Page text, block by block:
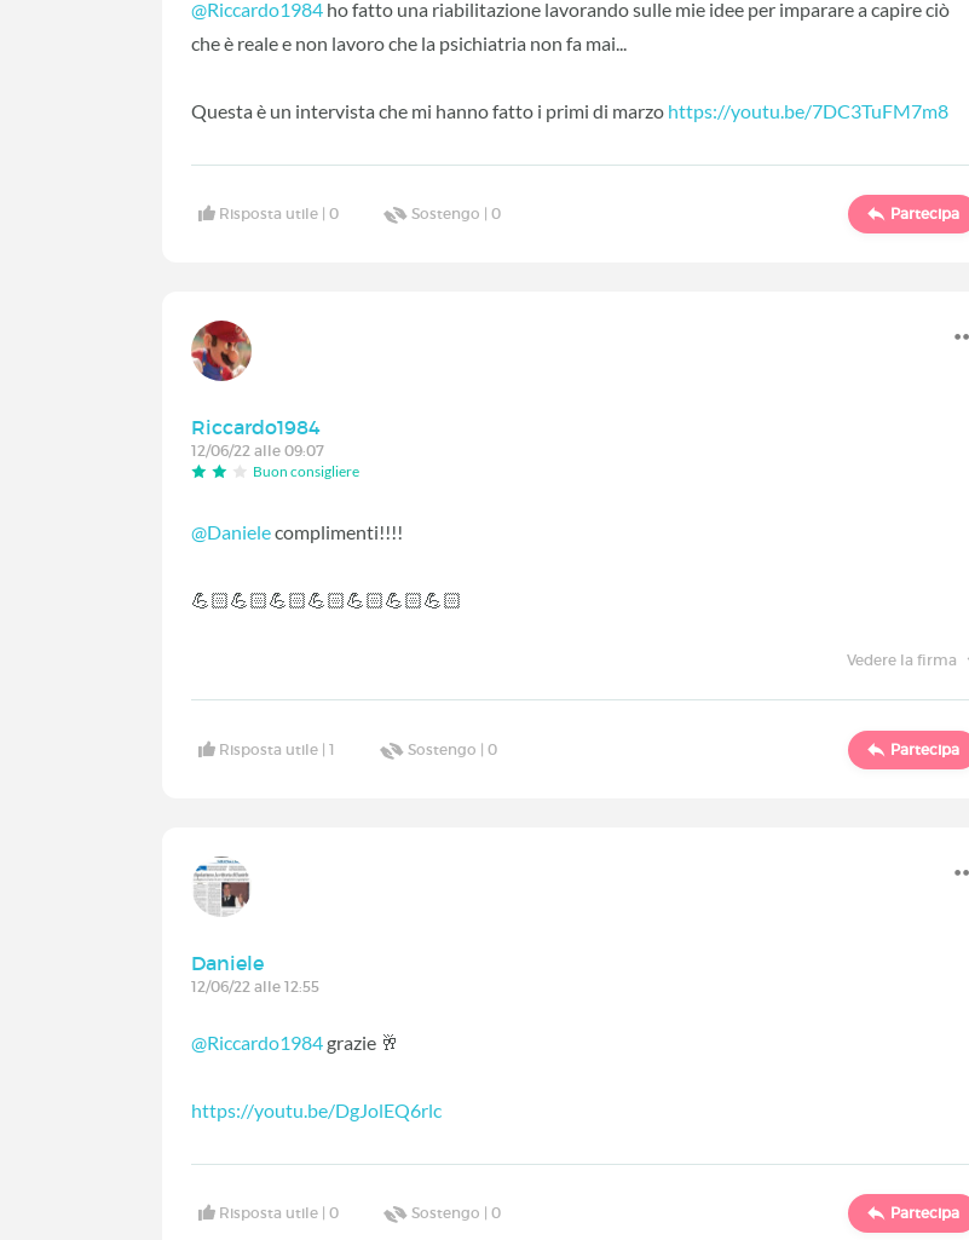
@Riccardo1984 ho fatto una riabilitazione lavorando sulle mie idee per imparare a capire ciò
che è reale e non lavoro che la psichiatria non fa mai...
Questa è un intervista che mi hanno fatto i primi di marzo https://youtu.be/7DC3TuFM7m8
Risposta utile |0 Sostengo |0 Partecipa
Riccardo1984
12/06/22 alle 09:07
Buon consigliere
@Danielecomplimenti!!!!
💪🏻💪🏻💪🏻💪🏻💪🏻💪🏻💪🏻
Vedere la firma
Risposta utile |1 Sostengo |0 Partecipa
Daniele
12/06/22 alle 12:55
@Riccardo1984grazie 🥂
https://youtu.be/DgJolEQ6rlc
Risposta utile |0 Sostengo |0 Partecipa